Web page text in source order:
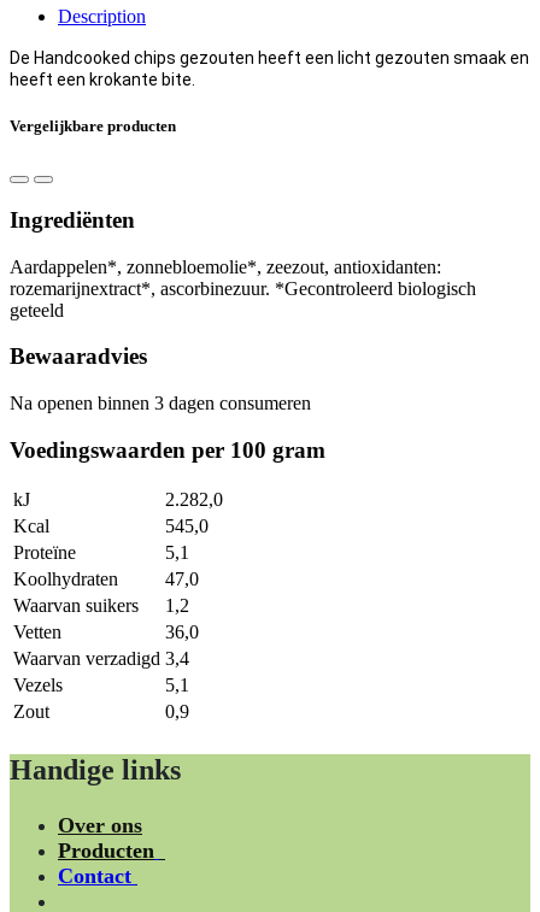
Description
De Handcooked chips gezouten heeft een licht gezouten smaak en
heeft een krokante bite.
Vergelijkbare producten
Ingrediënten
Aardappelen*, zonnebloemolie*, zeezout, antioxidanten:
rozemarijnextract*, ascorbinezuur. *Gecontroleerd biologisch
geteeld
Bewaaradvies
Na openen binnen 3 dagen consumeren
Voedingswaarden per 100 gram
kJ
2.282,0
Kcal
545,0
Proteïne
5,1
Koolhydraten
47,0
Waarvan suikers
1,2
Vetten
36,0
Waarvan verzadigd 3,4
Vezels
5,1
Zout
0,9
Handige links
Over ons
Producten
Contact